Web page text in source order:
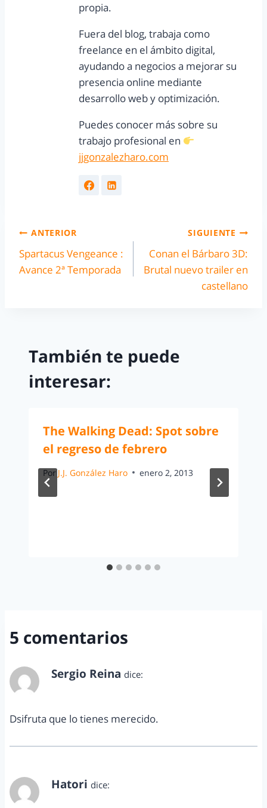
propia.
Fuera del blog, trabaja como
freelance en el ámbito digital,
ayudando a negocios a mejorar su
presencia online mediante
desarrollo web y optimización.
Puedes conocer más sobre su
trabajo profesional en
jjgonzalezharo.com
ANTERIOR
Spartacus Vengeance :
Avance 2ª Temporada
SIGUIENTE
Conan el Bárbaro 3D:
Brutal nuevo trailer en
castellano
También te puede
interesar:
The Walking Dead: Spot sobre
el regreso de febrero
Por J.J. González Haro enero 2, 2013
5 comentarios
Sergio Reina dice:
Dsifruta que lo tienes merecido.
Hatori dice: